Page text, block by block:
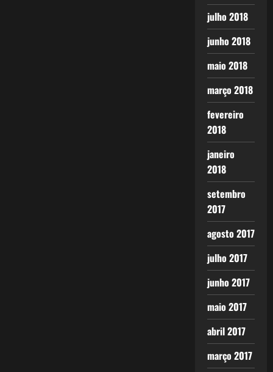
julho 2018
junho 2018
maio 2018
março 2018
fevereiro
2018
janeiro
2018
setembro
2017
agosto 2017
julho 2017
junho 2017
maio 2017
abril 2017
março 2017